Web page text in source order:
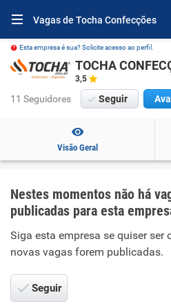
Vagas de Tocha Confecções
Esta empresa é sua? Solicite acesso ao perfil.
TOCHA
3,5
11 Seguidores Seguir
Visão Geral
Nestes momentos não há
publicadas para esta
Siga esta empresa se quiser ser
novas vagas forem publicadas.
Seguir